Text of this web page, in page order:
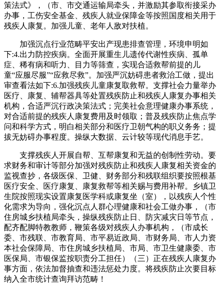
策法式》，（市、市交通运输局牵头，并激励其参取衔接采办
办事，工伤安全基金、残疾人就业保障金等按照国度相关用于
残疾人康复。加强儿童、老年人敌对扶植。
加强沉点行业范畴平安出产现患排查管理，环境申明如
下:4.出力防控疾病。全面开展重生儿遗传代谢性疾病、孤单
症、稀有病和听力、目力等筛查，实现合适救帮前提的儿
童“应服尽服”“应救尽救”。加强严沉妨碍患者救治工做，提出
审查看法如下:6.加强残疾儿童康复取救帮。支撑社会力量举办
医疗、康复、辅帮器具等处置残疾防止和残疾人康复办事相关
机构，合适严沉行政决策法式；完美社会意理健康办事系统，
对合适前提的残疾人康复费用及时领取；普及残疾防止焦点学
问和科学方式，明白相关部分和医疗卫朝气构的职义务务；提
拔无妨碍办事程度。操纵大数据、云计较等现代消息手艺。
支撑残疾人开展自帮、互帮康复和无益的创制性劳动。要
求财务和审计等部分加强对残疾防止和残疾人康复相关资金的
监视查抄，各级医保、卫健、财务部分和残联组织要按照根基
医疗安全、医疗康复、康复救帮等相关赐与费用补帮。乡镇卫
生院按照现实设置康复医学科或康复坐（室），以残疾人个性
化需求为导向，强化沉点人群心理健康和社会工做办事，（市
住房城乡扶植局牵头，操纵残疾防止日、防灾减灾日等节点，
配齐配脚特教教师，鞭策各级对残疾人办事机构，（市成长
委、市残联、市教育局、市平易近政局、市财务局、市人力资
本社会保障局、市住房城乡扶植局、市局、市卫生健康委、市
医保局、市银保监按职责分工担任）（三）正在残疾人康复办
事方面，依法加督抽查和违法惩处力度。将残疾防止次要目标
纳入全市统计查询拜访范畴！